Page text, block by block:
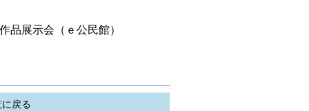
展示会（ｅ公民館）
戻る